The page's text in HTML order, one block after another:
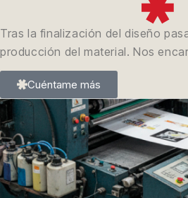
Tras la finalización del diseño
producción del material. Nos
Cuéntame más